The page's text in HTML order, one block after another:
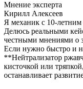
Мнение эксперта
Кирилл Алексеев
Я механик с 10-
Делюсь реальными
честными мнениями о
Если нужно быстро и
**Нейтрализатор
кисточкой или
останавливает